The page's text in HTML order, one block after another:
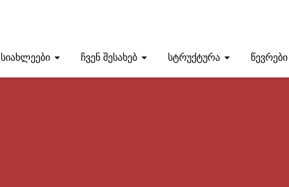
სიახლეები ჩვენ შესახებ სტრუქტურა წევრები